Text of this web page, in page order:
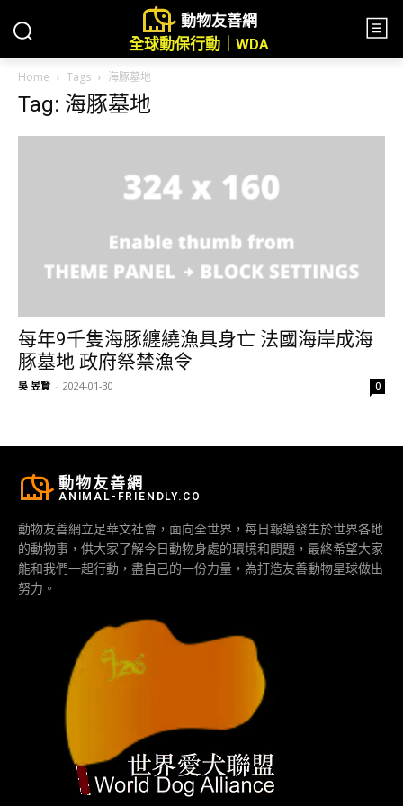
動物友善網
全球動保行動｜WDA
Home Tags 海豚墓地
Tag: 海豚墓地
每年9千隻海豚纏繞漁具身亡 法國海岸成海
豚墓地 政府祭禁漁令
吳 昱賢 - 2024-01-30 0
動物友善網
ANIMAL-FRIENDLY.CO
動物友善網立足華文社會，面向全世界，每日報導發生於世界各地
的動物事，供大家了解今日動物身處的環境和問題，最終希望大家
能和我們一起行動，盡自己的一份力量，為打造友善動物星球做出
努力。